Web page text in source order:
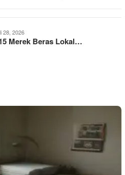
28, 2026
Merek Beras Lokal…